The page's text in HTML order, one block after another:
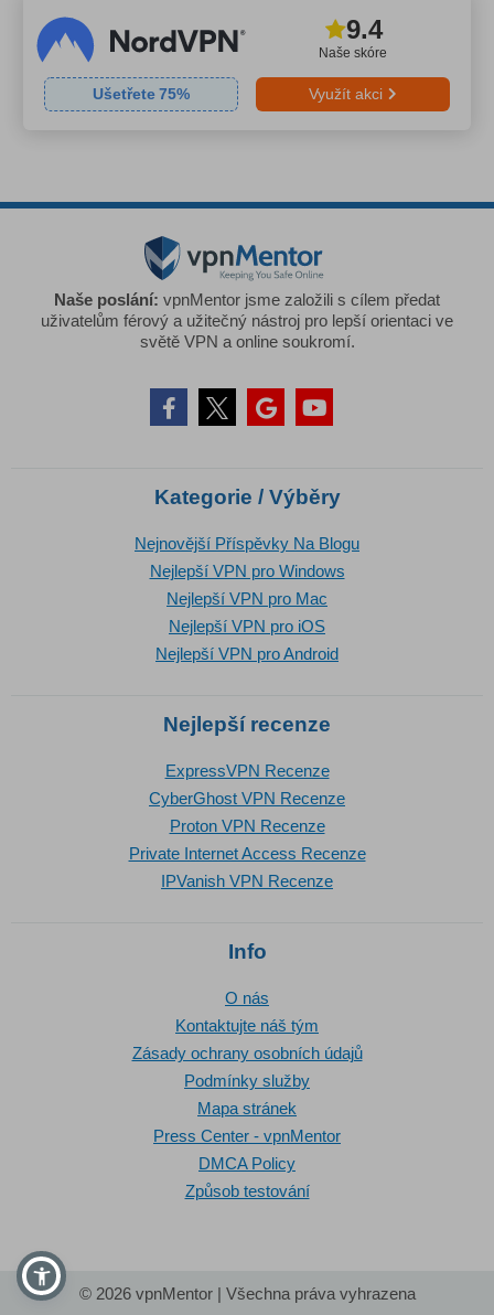
Naše skóre
9.4
Ušetřete75% Využít akci
Naše poslání: vpnMentor jsme založili s cílem předat
uživatelům férový a užitečný nástroj pro lepší orientaci ve
světě VPN a online soukromí.
Kategorie / Výběry
Nejnovější Příspěvky Na Blogu
Nejlepší VPN pro Windows
Nejlepší VPN pro Mac
Nejlepší VPN pro iOS
Nejlepší VPN pro Android
Nejlepší recenze
ExpressVPN Recenze
CyberGhost VPN Recenze
Proton VPN Recenze
Private Internet Access Recenze
IPVanish VPN Recenze
Info
O nás
Kontaktujte náš tým
Zásady ochrany osobních údajů
Podmínky služby
Mapa stránek
Press Center - vpnMentor
DMCA Policy
Způsob testování
© 2026 vpnMentor | Všechna práva vyhrazena